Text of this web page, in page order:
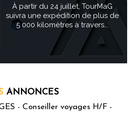
À partir du 24 juillet, TourMaG
suivra une expédition de plus de
5 000 kilomètres à travers...
ANNONCES
- Conseiller voyages H/F -